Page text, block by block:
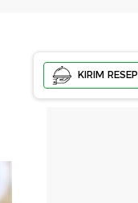
KIRIM RESEP